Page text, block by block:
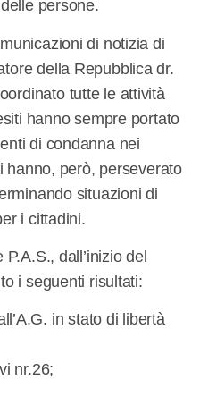
persone.
di notizia di
della Repubblica dr.
tutte le attività
hanno sempre portato
di condanna nei
hanno, però, perseverato
situazioni di
i cittadini.
dall’inizio del
i seguenti risultati:
in stato di libertà
nr.26;